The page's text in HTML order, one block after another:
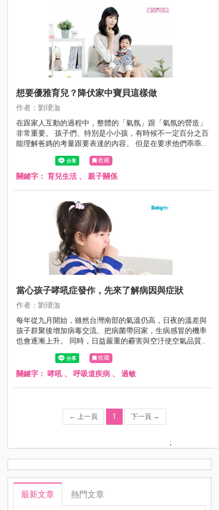
孩童容易產生注意力不集中、急躁、易衝動、犯錯率高等情
況。 甚至可能進而發展出注意力缺乏/過動症候群。 因此，
孩子除了妥善控制與治療過敏以外，一段時間後若仍專注力
欠佳，就要考慮針對注意力不足，接受進一步的評估與治
想要優雅育兒？降伏家中寶貝這樣做
作者：劉璦泇
在跟家人互動的過程中，整體的「氣氛」跟「氣氛的營造」
非常重要。 孩子們、特別是小小孩，有時候不一定百分之百
能理解爸媽的考量跟要表達的內容。 但是在要求他們乖乖配
合跟嘗試溝通的時候，"在一個好的氛圍下出發"其實決定了
這次的結果是"平安喜樂"，還是"硝煙四起"。 更重要的是，
雖然有時候家長的怒吼跟小懲罰非常有用，但全家人的心情
中小魔獸們的好方法吧!
收藏
關鍵字： 育兒生活、 親子關係
當心孩子哮吼症發作，先來了解病因與症狀
作者：劉璦泇
每年從九月開始，雖然台灣南部的氣溫仍高，日夜的溫差與
孩子群聚後增加病毒交流、把病菌帶回家，生病感冒的機率
也會逐漸上升。 同時，日益嚴重的霾害與空汙使空氣品質下
降，讓敏感族群過敏甚至是氣喘發作的比率上升。 若再加上
秋颱報到、外圍氣流導致降雨頻率增加，空氣中黴菌、塵
螨、與小分子粉塵更會使過敏症狀急性發作。 這時候，如果
收藏
關鍵字： 哮吼、 呼吸道疾病 、 過敏
← 上一頁 1 下一頁 →
;
最新文章 熱門文章